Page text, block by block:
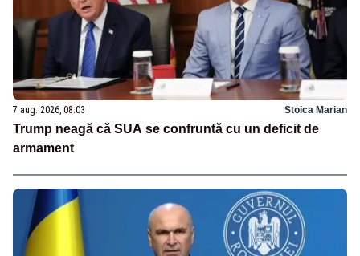
7 aug. 2026, 08:03 Stoica Marian
Trump neagă că SUA se confruntă cu un deficit de
armament